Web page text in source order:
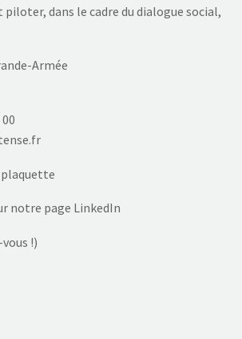
dans le cadre du dialogue social,
Armée
notre page LinkedIn
!)